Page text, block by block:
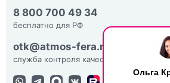
Ольга
8 800 700 49 34
бесплатно для РФ
otk@atmos-fera.ru
служба контроля качества